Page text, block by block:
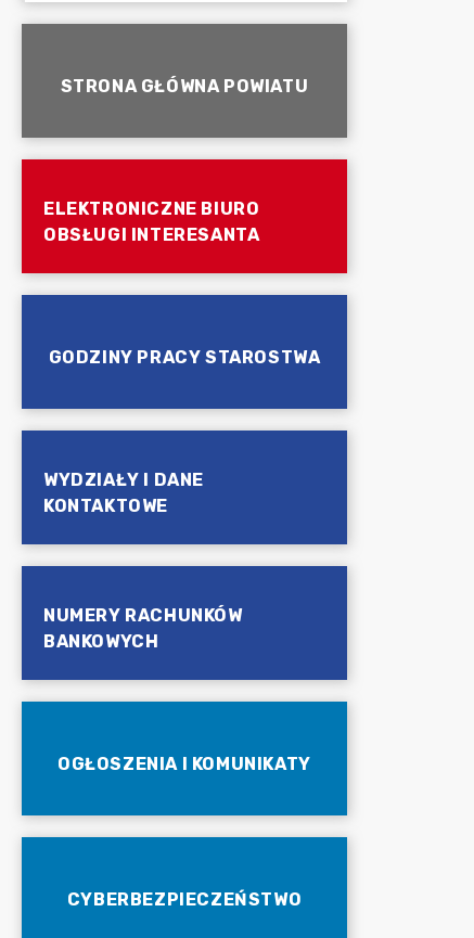
STRONA GŁÓWNA POWIATU
ELEKTRONICZNE BIURO
OBSŁUGI INTERESANTA
GODZINY PRACY STAROSTWA
WYDZIAŁY I DANE
KONTAKTOWE
NUMERY RACHUNKÓW
BANKOWYCH
OGŁOSZENIA I KOMUNIKATY
CYBERBEZPIECZEŃSTWO